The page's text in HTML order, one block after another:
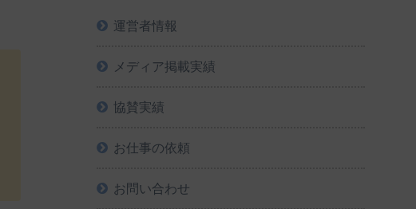
運営者情報
メディア掲載実績
協賛実績
お仕事の依頼
お問い合わせ